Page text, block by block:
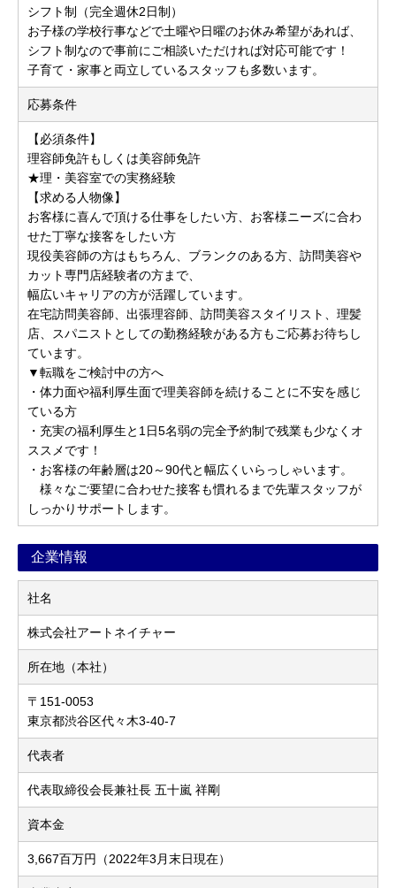
シフト制（完全週休2日制）
お子様の学校行事などで土曜や日曜のお休み希望があれば、
シフト制なので事前にご相談いただければ対応可能です！
子育て・家事と両立しているスタッフも多数います。
応募条件
【必須条件】
理容師免許もしくは美容師免許
★理・美容室での実務経験
【求める人物像】
お客様に喜んで頂ける仕事をしたい方、お客様ニーズに合わ
せた丁寧な接客をしたい方
現役美容師の方はもちろん、ブランクのある方、訪問美容や
カット専門店経験者の方まで、
幅広いキャリアの方が活躍しています。
在宅訪問美容師、出張理容師、訪問美容スタイリスト、理髪
店、スパニストとしての勤務経験がある方もご応募お待ちし
ています。
▼転職をご検討中の方へ
・体力面や福利厚生面で理美容師を続けることに不安を感じ
ている方
・充実の福利厚生と1日5名弱の完全予約制で残業も少なくオ
ススメです！
・お客様の年齢層は20～90代と幅広くいらっしゃいます。
様々なご要望に合わせた接客も慣れるまで先輩スタッフが
しっかりサポートします。
企業情報
社名
株式会社アートネイチャー
所在地（本社）
〒151-0053
東京都渋谷区代々木3-40-7
代表者
代表取締役会長兼社長 五十嵐 祥剛
資本金
3,667百万円（2022年3月末日現在）